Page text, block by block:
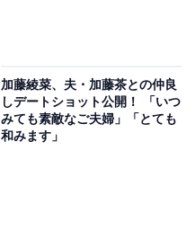
加藤綾菜、夫・加藤茶との仲良
しデートショット公開！ 「いつ
みても素敵なご夫婦」「とても
和みます」